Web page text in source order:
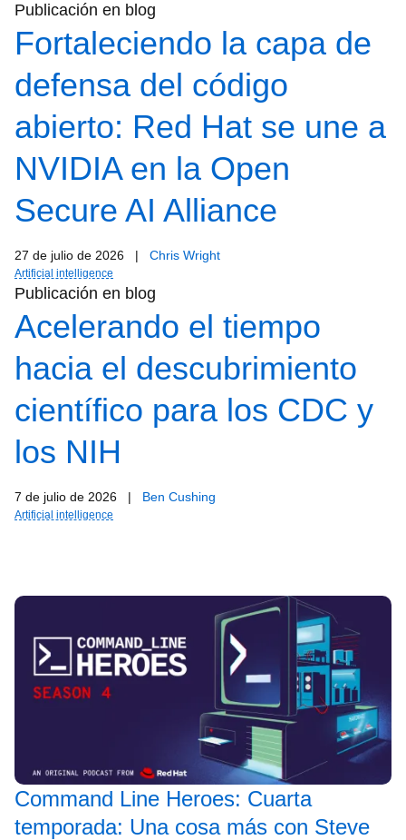
Publicación en blog
Fortaleciendo la capa de
defensa del código
abierto: Red Hat se une a
NVIDIA en la Open
Secure AI Alliance
27 de julio de 2026 | Chris Wright
Artificial intelligence
Publicación en blog
Acelerando el tiempo
hacia el descubrimiento
científico para los CDC y
los NIH
7 de julio de 2026 | Ben Cushing
Artificial intelligence
Command Line Heroes: Cuarta
temporada: Una cosa más con Steve